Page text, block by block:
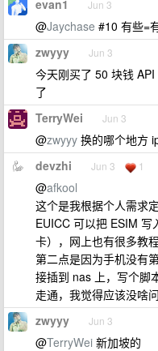
evan1 Jun 3
@Jaychase #10 有些=
zwyyy Jun 3
今天刚买了 50 块钱
了
TerryWei Jun 3
@zwyyy 换的哪个地方
devzhi Jun 3 1
@afkool
这个是我根据个人需求
EUICC 可以把 ESIM 写
卡），网上也有很多教
第二点是因为手机没有
接插到 nas 上，写个脚
走通，我觉得应该没啥
zwyyy Jun 3
@TerryWei 新加坡的